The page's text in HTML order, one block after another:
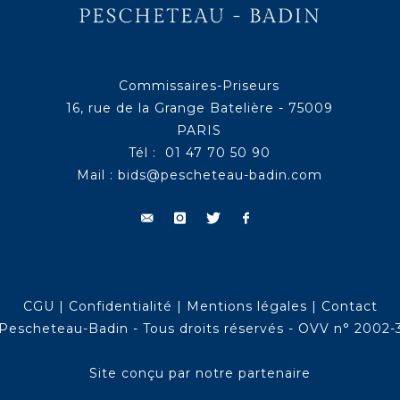
Commissaires-Priseurs
16, rue de la Grange Batelière - 75009
PARIS
Tél : 01 47 70 50 90
Mail : bids@pescheteau-badin.com
CGU | Confidentialité | Mentions légales | Contact
Badin - Tous droits réservés - OVV n° 2002-
Site conçu par notre partenaire